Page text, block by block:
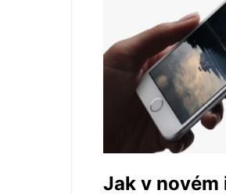
Jak v novém